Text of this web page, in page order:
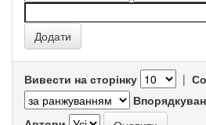
Вивести на сторінку |